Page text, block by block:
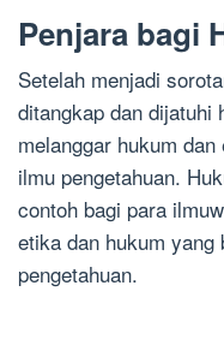
Penjara bagi
Setelah menjadi
ditangkap dan dijatuhi
melanggar hukum
ilmu pengetahuan.
contoh bagi para
etika dan hukum
pengetahuan.